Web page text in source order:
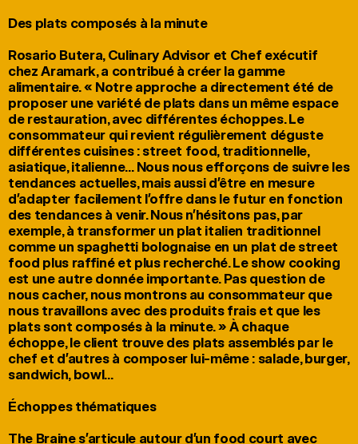
Des plats composés à la minute
Rosario Butera, Culinary Advisor et Chef exécutif
chez Aramark, a contribué à créer la gamme
alimentaire. « Notre approche a directement été de
proposer une variété de plats dans un même espace
de restauration, avec différentes échoppes. Le
consommateur qui revient régulièrement déguste
différentes cuisines : street food, traditionnelle,
asiatique, italienne… Nous nous efforçons de suivre les
tendances actuelles, mais aussi d’être en mesure
d’adapter facilement l’offre dans le futur en fonction
des tendances à venir. Nous n’hésitons pas, par
exemple, à transformer un plat italien traditionnel
comme un spaghetti bolognaise en un plat de street
food plus raffiné et plus recherché. Le show cooking
est une autre donnée importante. Pas question de
nous cacher, nous montrons au consommateur que
nous travaillons avec des produits frais et que les
plats sont composés à la minute. » À chaque
échoppe, le client trouve des plats assemblés par le
chef et d’autres à composer lui-même : salade, burger,
sandwich, bowl…
Échoppes thématiques
The Braine s’articule autour d’un food court avec